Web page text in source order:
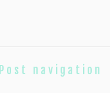
Post navigation